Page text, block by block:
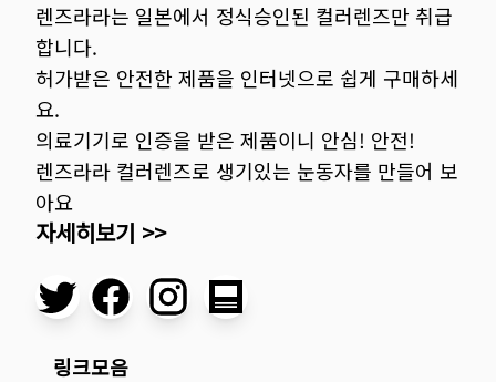
렌즈라라는 일본에서 정식승인된 컬러렌즈만 취급
합니다.
허가받은 안전한 제품을 인터넷으로 쉽게 구매하세
요.
의료기기로 인증을 받은 제품이니 안심! 안전!
렌즈라라 컬러렌즈로 생기있는 눈동자를 만들어 보
아요
자세히보기 >>
링크모음